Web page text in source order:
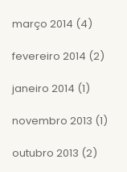
março 2014 (4)
fevereiro 2014 (2)
janeiro 2014 (1)
novembro 2013 (1)
outubro 2013 (2)